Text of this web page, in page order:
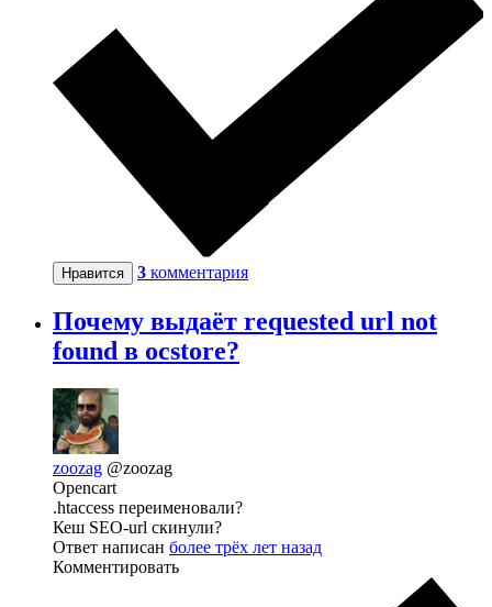
Нравится 3 комментария
Почему выдаёт requested url not
found в ocstore?
zoozag @zoozag
Opencart
.htaccess переименовали?
Кеш SEO-url скинули?
Ответ написан более трёх лет назад
Комментировать